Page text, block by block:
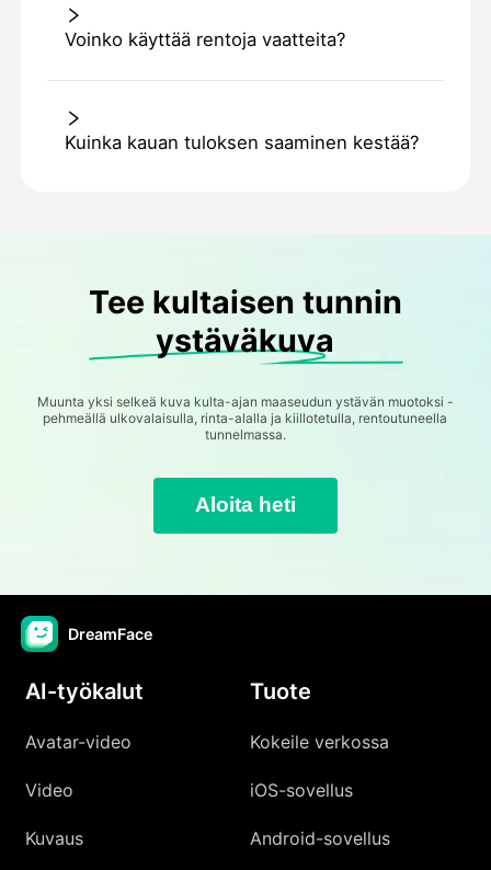
Voinko käyttää rentoja vaatteita?
Kuinka kauan tuloksen saaminen kestää?
Tee kultaisen tunnin
ystäväkuva
Muunta yksi selkeä kuva kulta-ajan maaseudun ystävän muotoksi -
pehmeällä ulkovalaisulla, rinta-alalla ja kiillotetulla, rentoutuneella
tunnelmassa.
Aloita heti
DreamFace
AI-työkalut
Avatar-video
Video
Kuvaus
Tuote
Kokeile verkossa
iOS-sovellus
Android-sovellus